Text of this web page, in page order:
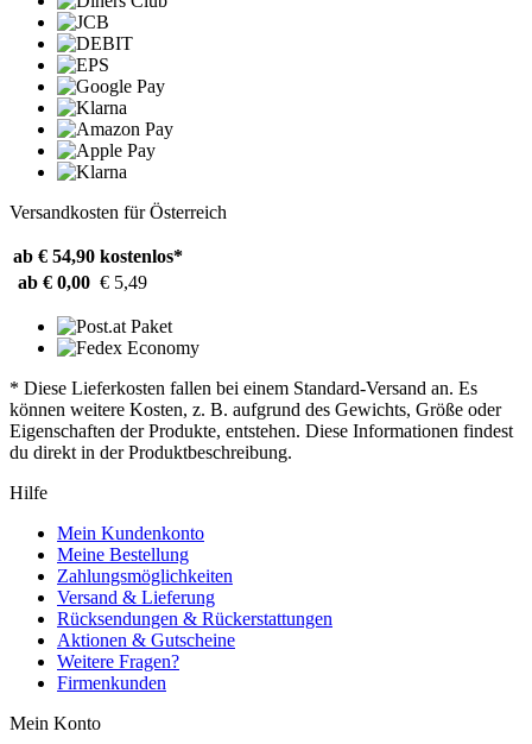
Versandkosten für Österreich
ab € 54,90 kostenlos*
ab € 0,00 € 5,49
* Diese Lieferkosten fallen bei einem Standard-Versand an. Es
können weitere Kosten, z. B. aufgrund des Gewichts, Größe oder
Eigenschaften der Produkte, entstehen. Diese Informationen findest
du direkt in der Produktbeschreibung.
Hilfe
Mein Kundenkonto
Meine Bestellung
Zahlungsmöglichkeiten
Versand & Lieferung
Rücksendungen & Rückerstattungen
Aktionen & Gutscheine
Weitere Fragen?
Firmenkunden
Mein Konto